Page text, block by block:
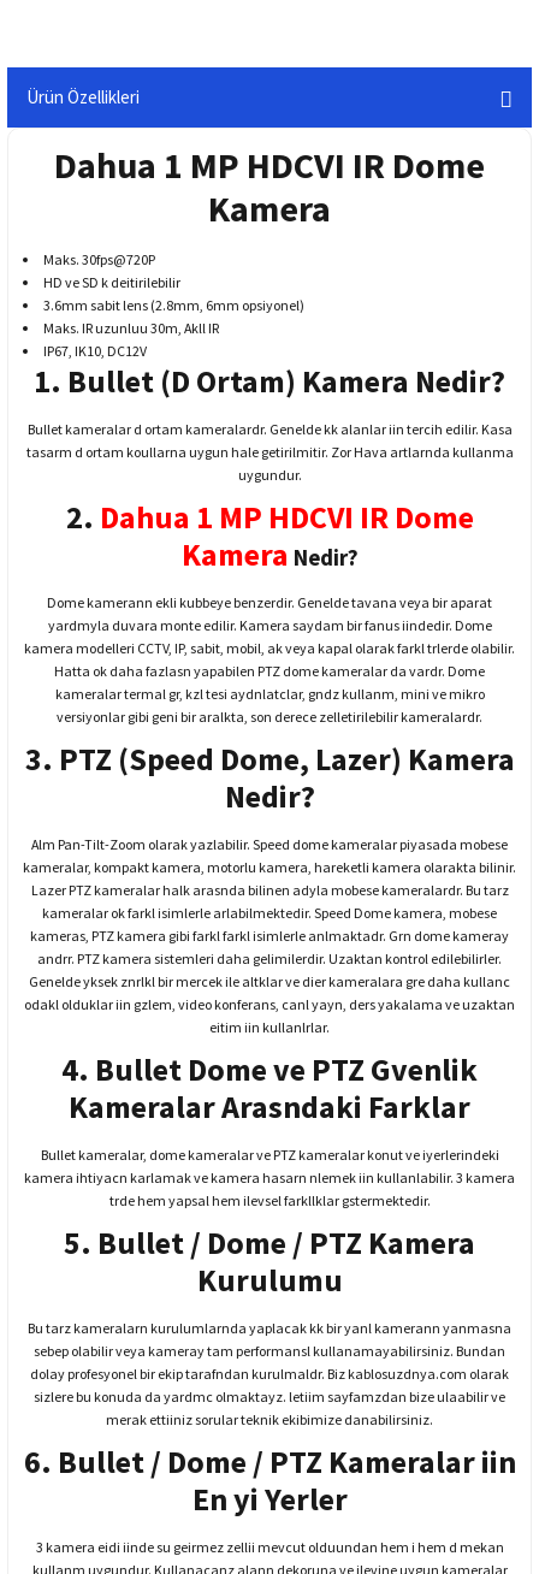
Ürün Özellikleri
Dahua 1 MP HDCVI IR Dome
Kamera
Maks. 30fps@720P
HD ve SD k deitirilebilir
3.6mm sabit lens (2.8mm, 6mm opsiyonel)
Maks. IR uzunluu 30m, Akll IR
IP67, IK10, DC12V
1. Bullet (D Ortam) Kamera Nedir?
Bullet kameralar d ortam kameralardr. Genelde kk alanlar iin tercih edilir. Kasa
tasarm d ortam koullarna uygun hale getirilmitir. Zor Hava artlarnda kullanma
uygundur.
2. Dahua 1 MP HDCVI IR Dome
Kamera Nedir?
Dome kamerann ekli kubbeye benzerdir. Genelde tavana veya bir aparat
yardmyla duvara monte edilir. Kamera saydam bir fanus iindedir. Dome
kamera modelleri CCTV, IP, sabit, mobil, ak veya kapal olarak farkl trlerde olabilir.
Hatta ok daha fazlasn yapabilen PTZ dome kameralar da vardr. Dome
kameralar termal gr, kzl tesi aydnlatclar, gndz kullanm, mini ve mikro
versiyonlar gibi geni bir aralkta, son derece zelletirilebilir kameralardr.
3. PTZ (Speed Dome, Lazer) Kamera
Nedir?
Alm Pan-Tilt-Zoom olarak yazlabilir. Speed dome kameralar piyasada mobese
kameralar, kompakt kamera, motorlu kamera, hareketli kamera olarakta bilinir.
Lazer PTZ kameralar halk arasnda bilinen adyla mobese kameralardr. Bu tarz
kameralar ok farkl isimlerle arlabilmektedir. Speed Dome kamera, mobese
kameras, PTZ kamera gibi farkl farkl isimlerle anlmaktadr. Grn dome kameray
andrr. PTZ kamera sistemleri daha gelimilerdir. Uzaktan kontrol edilebilirler.
Genelde yksek znrlkl bir mercek ile altklar ve dier kameralara gre daha kullanc
odakl olduklar iin gzlem, video konferans, canl yayn, ders yakalama ve uzaktan
eitim iin kullanlrlar.
4. Bullet Dome ve PTZ Gvenlik
Kameralar Arasndaki Farklar
Bullet kameralar, dome kameralar ve PTZ kameralar konut ve iyerlerindeki
kamera ihtiyacn karlamak ve kamera hasarn nlemek iin kullanlabilir. 3 kamera
trde hem yapsal hem ilevsel farkllklar gstermektedir.
5. Bullet / Dome / PTZ Kamera
Kurulumu
Bu tarz kameralarn kurulumlarnda yaplacak kk bir yanl kamerann yanmasna
sebep olabilir veya kameray tam performansl kullanamayabilirsiniz. Bundan
dolay profesyonel bir ekip tarafndan kurulmaldr. Biz kablosuzdnya.com olarak
sizlere bu konuda da yardmc olmaktayz. letiim sayfamzdan bize ulaabilir ve
merak ettiiniz sorular teknik ekibimize danabilirsiniz.
6. Bullet / Dome / PTZ Kameralar iin
En yi Yerler
3 kamera eidi iinde su geirmez zellii mevcut olduundan hem i hem d mekan
kullanm uygundur. Kullanacanz alann dekoruna ve ilevine uygun kameralar